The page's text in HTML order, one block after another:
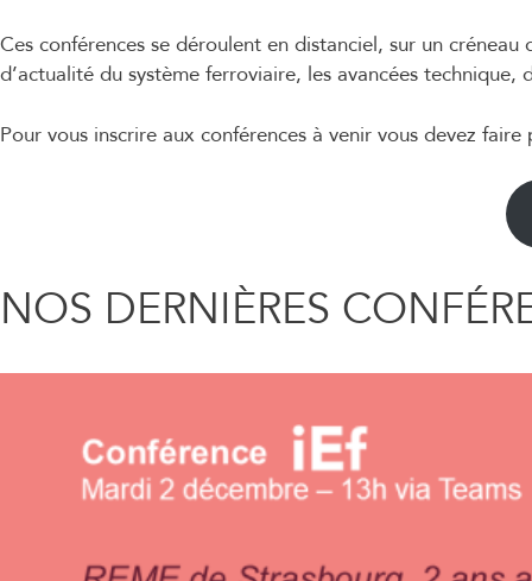
Ces conférences se déroulent en distanciel, sur un
d’actualité du système ferroviaire, les avancées
Pour vous inscrire aux conférences à venir vous devez
NOS DERNIÈRES